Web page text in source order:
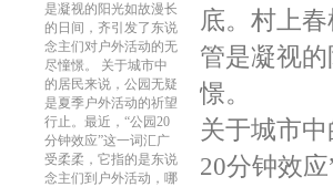
是凝视的阳光如故漫长
的日间，齐引发了东说
念主们对户外活动的无
尽憧憬。 关于城市中
的居民来说，公园无疑
是夏季户外活动的祈望
行止。最近，“公园20
分钟效应”这一词汇广
受柔柔，它指的是东说
念主们到户外活动，哪
底。村上
管是凝视
憬。
关于城市
20分钟效